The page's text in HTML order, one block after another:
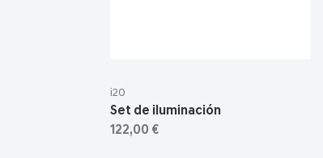
i20
Set de iluminación
122,00 €